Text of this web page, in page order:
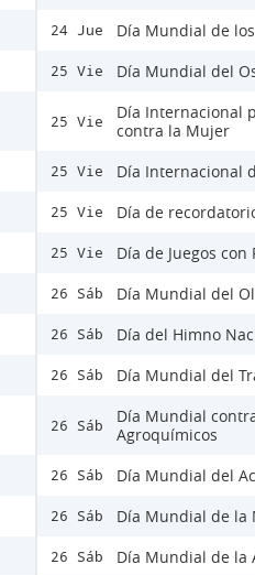
24 Jue Día Mundial de
25 Vie Día Mundial del
25 Vie
Día Internacional
contra la Mujer
25 Vie Día Internacional
25 Vie Día de
25 Vie Día de Juegos con
26 Sáb Día Mundial del
26 Sáb Día del Himno
26 Sáb Día Mundial del
26 Sáb
Día Mundial
Agroquímicos
26 Sáb Día Mundial del
26 Sáb Día Mundial de la
26 Sáb Día Mundial de la